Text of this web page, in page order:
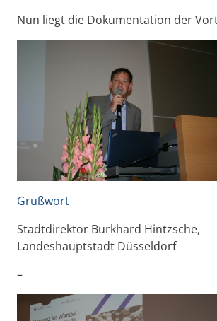
Nun liegt die Dokumentation der
Grußwort
Stadtdirektor Burkhard Hintzsche,
Landeshauptstadt Düsseldorf
–